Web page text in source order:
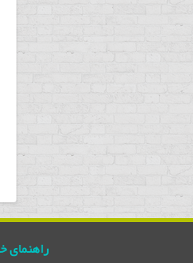
راهنمای